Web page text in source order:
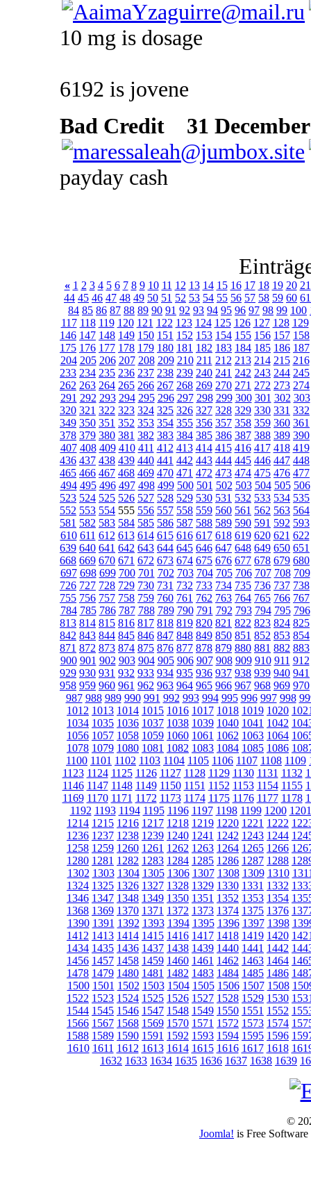
10 mg is dosage
6192 is jovene
Bad Credit
31
payday cash
« 1 2 3 4 5 6 7 8 9 10 11 12 13 14 15 16 17 18 19 20 21
44 45 46 47 48 49 50 51 52 53 54 55 56 57 58 59 60 61
84 85 86 87 88 89 90 91 92 93 94 95 96 97 98 99 100
117 118 119 120 121 122 123 124 125 126 127 128 129
146 147 148 149 150 151 152 153 154 155 156 157 158
175 176 177 178 179 180 181 182 183 184 185 186 187
204 205 206 207 208 209 210 211 212 213 214 215 216
233 234 235 236 237 238 239 240 241 242 243 244 245
262 263 264 265 266 267 268 269 270 271 272 273 274
291 292 293 294 295 296 297 298 299 300 301 302 303
320 321 322 323 324 325 326 327 328 329 330 331 332
349 350 351 352 353 354 355 356 357 358 359 360 361
378 379 380 381 382 383 384 385 386 387 388 389 390
407 408 409 410 411 412 413 414 415 416 417 418 419
436 437 438 439 440 441 442 443 444 445 446 447 448
465 466 467 468 469 470 471 472 473 474 475 476 477
494 495 496 497 498 499 500 501 502 503 504 505 506
523 524 525 526 527 528 529 530 531 532 533 534 535
552 553 554 555 556 557 558 559 560 561 562 563 564
581 582 583 584 585 586 587 588 589 590 591 592 593
610 611 612 613 614 615 616 617 618 619 620 621 622
639 640 641 642 643 644 645 646 647 648 649 650 651
668 669 670 671 672 673 674 675 676 677 678 679 680
697 698 699 700 701 702 703 704 705 706 707 708 709
726 727 728 729 730 731 732 733 734 735 736 737 738
755 756 757 758 759 760 761 762 763 764 765 766 767
784 785 786 787 788 789 790 791 792 793 794 795 796
813 814 815 816 817 818 819 820 821 822 823 824 825
842 843 844 845 846 847 848 849 850 851 852 853 854
871 872 873 874 875 876 877 878 879 880 881 882 883
900 901 902 903 904 905 906 907 908 909 910 911 912
929 930 931 932 933 934 935 936 937 938 939 940 941
958 959 960 961 962 963 964 965 966 967 968 969 970
987 988 989 990 991 992 993 994 995 996 997 998
1012 1013 1014 1015 1016 1017 1018 1019 1020
1034 1035 1036 1037 1038 1039 1040 1041 1042
1056 1057 1058 1059 1060 1061 1062 1063 1064
1078 1079 1080 1081 1082 1083 1084 1085 1086
1100 1101 1102 1103 1104 1105 1106 1107 1108 1109
1123 1124 1125 1126 1127 1128 1129 1130 1131 1132
1146 1147 1148 1149 1150 1151 1152 1153 1154 1155
1169 1170 1171 1172 1173 1174 1175 1176 1177 1178
1192 1193 1194 1195 1196 1197 1198 1199 1200 1201
1214 1215 1216 1217 1218 1219 1220 1221 1222
1236 1237 1238 1239 1240 1241 1242 1243 1244
1258 1259 1260 1261 1262 1263 1264 1265 1266
1280 1281 1282 1283 1284 1285 1286 1287 1288
1302 1303 1304 1305 1306 1307 1308 1309 1310
1324 1325 1326 1327 1328 1329 1330 1331 1332
1346 1347 1348 1349 1350 1351 1352 1353 1354
1368 1369 1370 1371 1372 1373 1374 1375 1376
1390 1391 1392 1393 1394 1395 1396 1397 1398
1412 1413 1414 1415 1416 1417 1418 1419 1420
1434 1435 1436 1437 1438 1439 1440 1441 1442
1456 1457 1458 1459 1460 1461 1462 1463 1464
1478 1479 1480 1481 1482 1483 1484 1485 1486
1500 1501 1502 1503 1504 1505 1506 1507 1508
1522 1523 1524 1525 1526 1527 1528 1529 1530
1544 1545 1546 1547 1548 1549 1550 1551 1552
1566 1567 1568 1569 1570 1571 1572 1573 1574
1588 1589 1590 1591 1592 1593 1594 1595 1596
1610 1611 1612 1613 1614 1615 1616 1617 1618
1632 1633 1634 1635 1636 1637 1638 1639
©
Joomla! is Free